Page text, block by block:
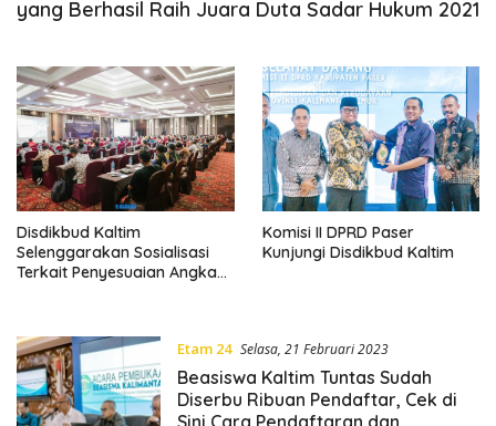
yang Berhasil Raih Juara Duta Sadar Hukum 2021
Disdikbud Kaltim
Selenggarakan Sosialisasi
Terkait Penyesuaian Angka
Komisi II DPRD Paser
Kunjungi Disdikbud Kaltim
Etam 24 Selasa, 21 Februari 2023
Beasiswa Kaltim Tuntas Sudah
Diserbu Ribuan Pendaftar, Cek di